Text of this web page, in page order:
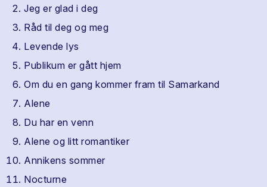
Jeg er glad i deg
Råd til deg og meg
Levende lys
Publikum er gått hjem
Om du en gang kommer fram til Samarkand
Alene
Du har en venn
Alene og litt romantiker
Annikens sommer
Nocturne